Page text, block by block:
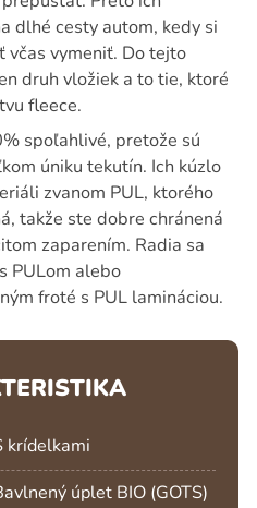
dlhé cesty autom, kedy si
včas vymeniť. Do tejto
druh vložiek a to tie, ktoré
fleece.
spoľahlivé, pretože sú
úniku tekutín. Ich kúzlo
zvanom PUL, ktorého
takže ste dobre chránená
zaparením. Radia sa
PULom alebo
froté s PUL lamináciou.
krídelkami
úplet BIO (GOTS)